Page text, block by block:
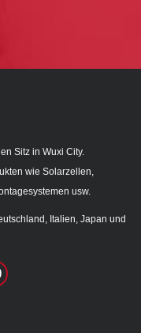
Sitz in Wuxi City.
wie Solarzellen,
usw.
Italien, Japan und